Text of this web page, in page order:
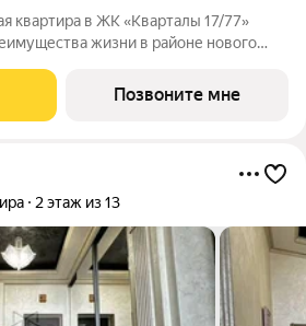
квартира в ЖК «Кварталы 17/77»
жизни в районе нового
светлая квартира в
Позвоните мне
2 этаж из 13